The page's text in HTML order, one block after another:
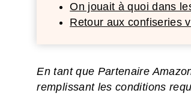
On jouait à quoi dans
Retour aux confiseries
En tant que Partenaire
remplissant les conditions